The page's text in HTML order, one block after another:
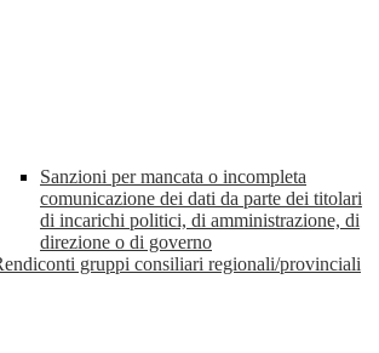
Sanzioni per mancata o incompleta
comunicazione dei dati da parte dei titolari
di incarichi politici, di amministrazione, di
direzione o di governo
gruppi consiliari regionali/provinciali